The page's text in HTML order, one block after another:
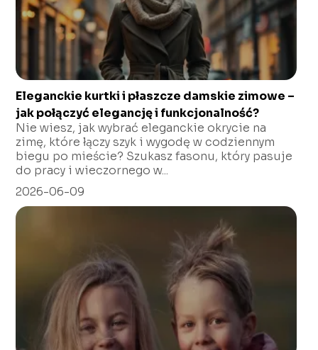
Eleganckie kurtki i płaszcze damskie zimowe –
jak połączyć elegancję i funkcjonalność?
Nie wiesz, jak wybrać eleganckie okrycie na
zimę, które łączy szyk i wygodę w codziennym
biegu po mieście? Szukasz fasonu, który pasuje
do pracy i wieczornego w...
2026-06-09